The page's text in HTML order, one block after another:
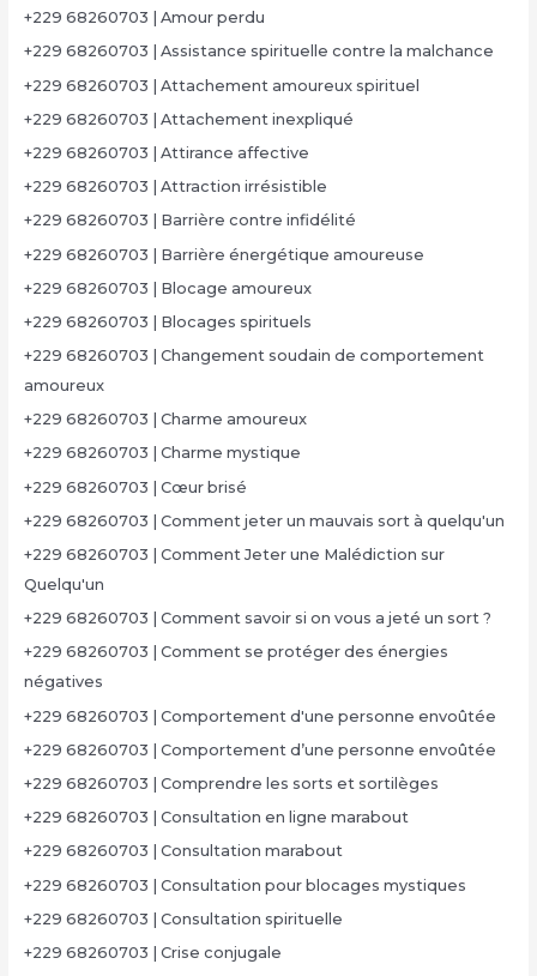
+229 68260703 | Amour perdu
+229 68260703 | Assistance spirituelle contre la malchance
+229 68260703 | Attachement amoureux spirituel
+229 68260703 | Attachement inexpliqué
+229 68260703 | Attirance affective
+229 68260703 | Attraction irrésistible
+229 68260703 | Barrière contre infidélité
+229 68260703 | Barrière énergétique amoureuse
+229 68260703 | Blocage amoureux
+229 68260703 | Blocages spirituels
+229 68260703 | Changement soudain de comportement
amoureux
+229 68260703 | Charme amoureux
+229 68260703 | Charme mystique
+229 68260703 | Cœur brisé
+229 68260703 | Comment jeter un mauvais sort à quelqu'un
+229 68260703 | Comment Jeter une Malédiction sur
Quelqu'un
+229 68260703 | Comment savoir si on vous a jeté un sort ?
+229 68260703 | Comment se protéger des énergies
négatives
+229 68260703 | Comportement d'une personne envoûtée
+229 68260703 | Comportement d’une personne envoûtée
+229 68260703 | Comprendre les sorts et sortilèges
+229 68260703 | Consultation en ligne marabout
+229 68260703 | Consultation marabout
+229 68260703 | Consultation pour blocages mystiques
+229 68260703 | Consultation spirituelle
+229 68260703 | Crise conjugale